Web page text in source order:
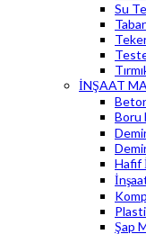
Su
İNŞAAT
Boru
Hafif
Şap